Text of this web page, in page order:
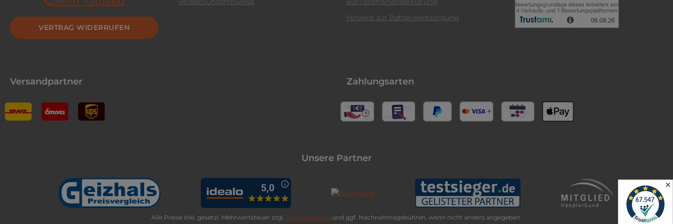
VERTRAG WIDERRUFEN
Hinweis zur Batterieentsorgung
Versandpartner Zahlungsarten
Unsere Partner
Alle Preise inkl. gesetzl. Mehrwertsteuer zzgl. Versandkosten und ggf. Nachnahmegebühren, wenn nicht anders angegeben.
✕